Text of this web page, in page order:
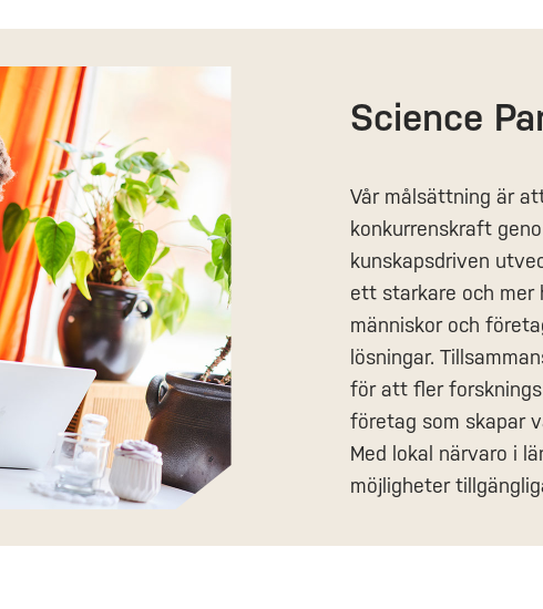
Science
Vår målsättning är
konkurrenskraft
kunskapsdriven
ett starkare och mer
människor och
lösningar.
för att fler
företag som skapar
Med lokal närvaro i
möjligheter